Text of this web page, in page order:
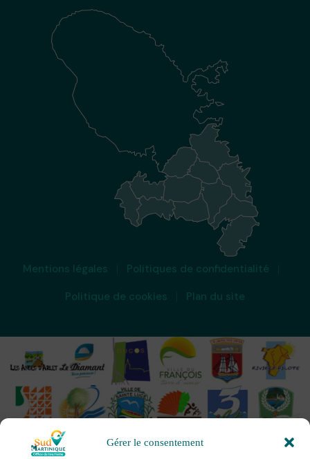
Gérer le consentement
Mentions légales
Politiques de confidentialité
Politique de cookies
Plan du site